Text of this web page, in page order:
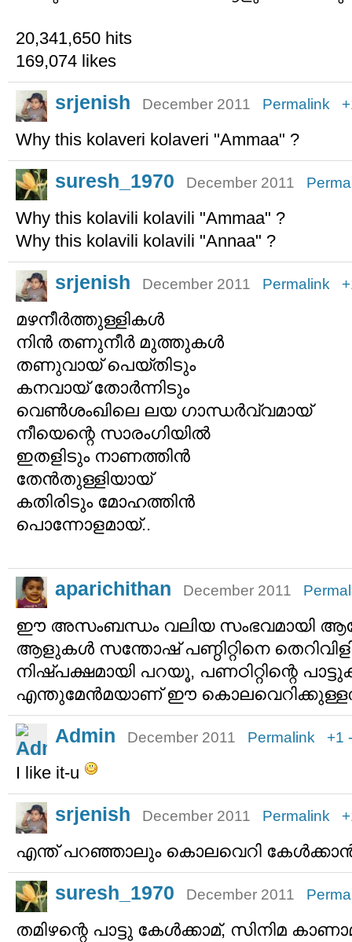
20,341,650 hits
169,074 likes
srjenish December 2011 Permalink
Why this kolaveri kolaveri "Ammaa" ?
suresh_1970 December 2011
Why this kolavili kolavili "Ammaa" ?
Why this kolavili kolavili "Annaa" ?
srjenish December 2011 Permalink
മഴനീര്‍ത്തുള്ളികള്‍
നിന്‍ തണുനീര്‍ മുത്തുകള്‍
തണുവായ് പെയ്തിടും
കനവായ് തോര്‍ന്നിടും
വെണ്‍ശംഖിലെ ലയ ഗാന്ധര്‍വ്വമായ്
നീയെന്റെ സാരംഗിയില്‍
ഇതളിടും നാണത്തിന്‍
തേന്‍‌തുള്ളിയായ്
കതിരിടും മോഹത്തിന്‍
പൊന്നോളമായ്..
aparichithan December 2011
ഈ അസംബന്ധം വലിയ സംഭവമായി
ആളുകള്‍ സന്തോഷ് പണ്ഠിറ്റിനെ
നിഷ്പക്ഷമായി പറയൂ, പണഠിറ്റിന്റെ
എന്തുമേന്‍മയാണ് ഈ
Admin December 2011 Permalink +1
I like it-u
srjenish December 2011 Permalink
എന്ത് പറഞ്ഞാലും കൊലവെറി
suresh_1970 December 2011
തമിഴന്റെ പാട്ടു കേള്‍ക്കാമ്, സിനിമ